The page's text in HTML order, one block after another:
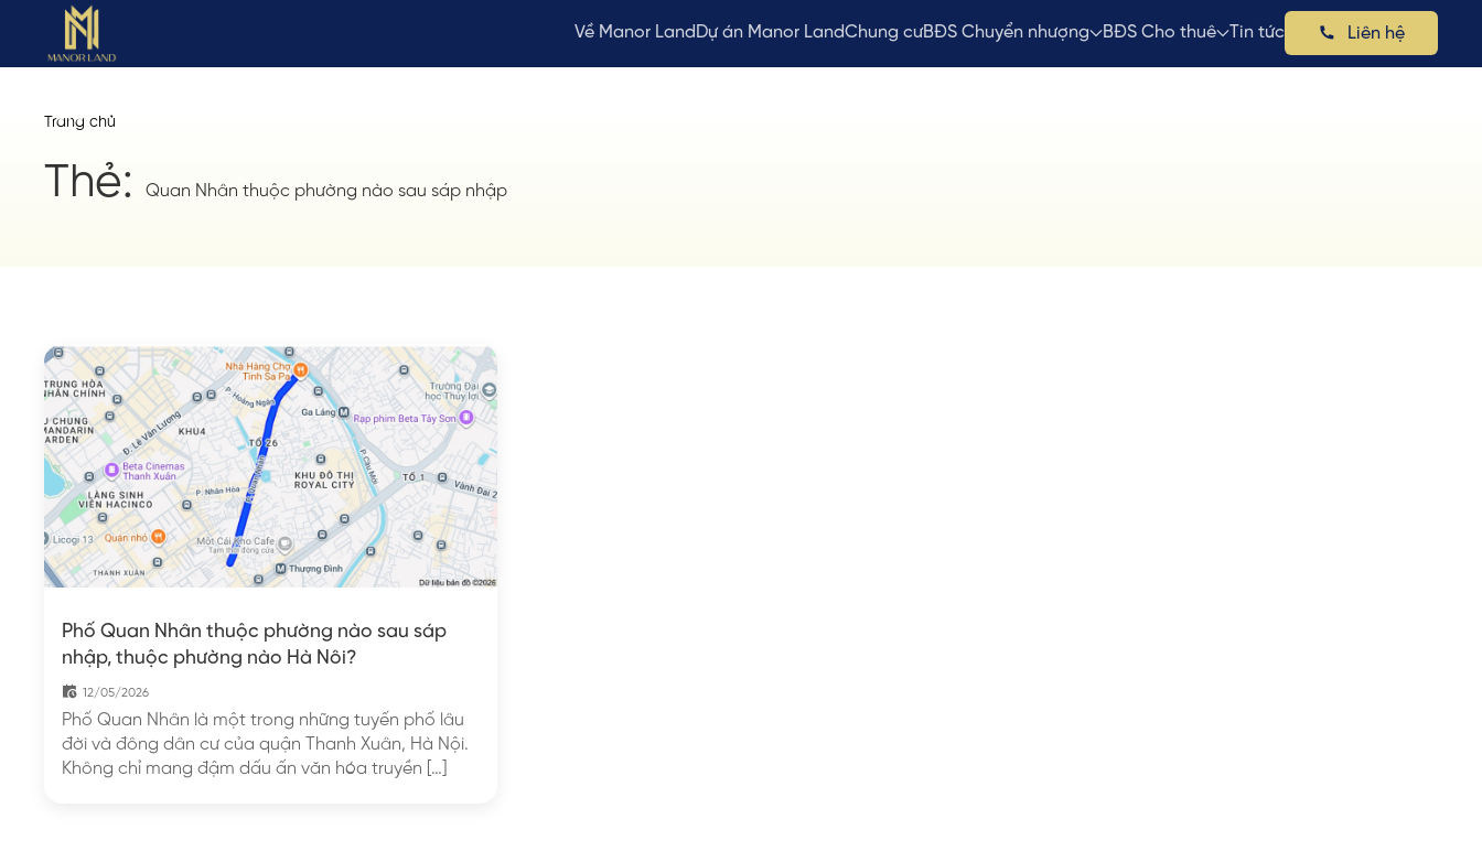
Về Manor LandDự án Manor LandChung cưBĐS Chuyển nhượng BĐS Cho thuê Tin tức Liên hệ
Trang chủ
Thẻ: Quan Nhân thuộc phường nào sau sáp nhập
Phố Quan Nhân thuộc phường nào sau sáp
nhập, thuộc phường nào Hà Nôi?
12/05/2026
Phố Quan Nhân là một trong những tuyến phố lâu
đời và đông dân cư của quận Thanh Xuân, Hà Nội.
Không chỉ mang đậm dấu ấn văn hóa truyền […]